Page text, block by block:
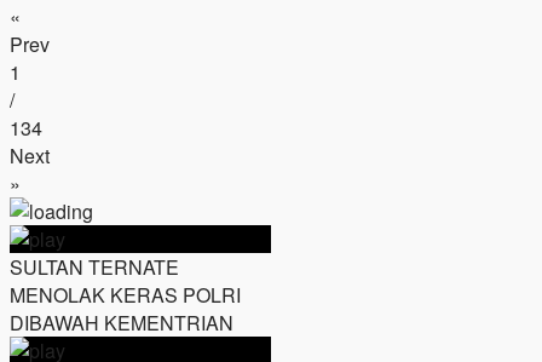
«
Prev
1
/
134
Next
»
SULTAN TERNATE
MENOLAK KERAS POLRI
DIBAWAH KEMENTRIAN